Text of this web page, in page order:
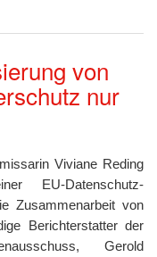
von
nur
Viviane Reding
EU-Datenschutz-
Zusammenarbeit von
Berichterstatter der
Gerold